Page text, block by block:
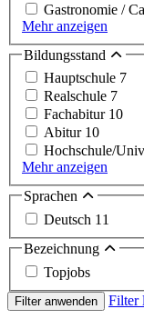
Gastronomie /
Mehr anzeigen
Bildungsstand
Hauptschule 7
Realschule 7
Fachabitur 10
Abitur 10
Hochschule/
Mehr anzeigen
Sprachen
Deutsch 11
Bezeichnung
Topjobs
Filter anwenden Filter